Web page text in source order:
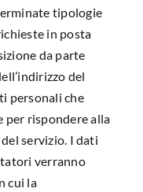
tipologie
in posta
da parte
del
personali che
rispondere alla
servizio. I dati
verranno
cui la